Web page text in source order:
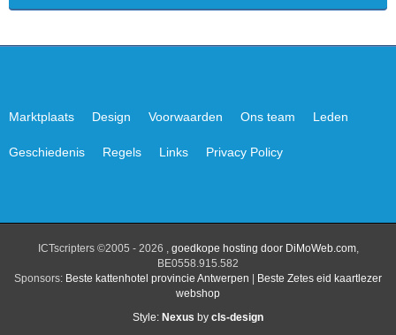
Marktplaats Design Voorwaarden Ons team Leden
Geschiedenis Regels Links Privacy Policy
ICTscripters ©2005 - 2026 , goedkope hosting door DiMoWeb.com,
BE0558.915.582
Sponsors: Beste kattenhotel provincie Antwerpen
Beste Zetes eid kaartlezer
webshop
Style: Nexus by cls-design